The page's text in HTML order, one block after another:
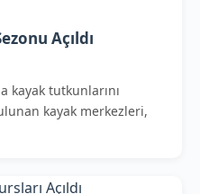
Açıldı
kayak tutkunlarını
kayak merkezleri,